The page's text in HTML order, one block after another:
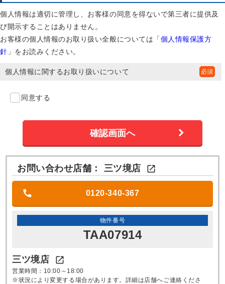
個人情報は適切に管理し、お客様の同意を得ないで第三者に提供及
び開示することはありません。
お客様の個人情報のお取り扱い全般については「個人情報保護方
針 」をお読みください。
個人情報に関するお取り扱いについて
同意する
お問い合わせ店舗： 三ツ境店 
0120-340-367
物件番号
TAA07914
三ツ境店 
営業時間：10:00～18:00
※状況により変更する場合があります。詳細は店舗へご連絡くださ